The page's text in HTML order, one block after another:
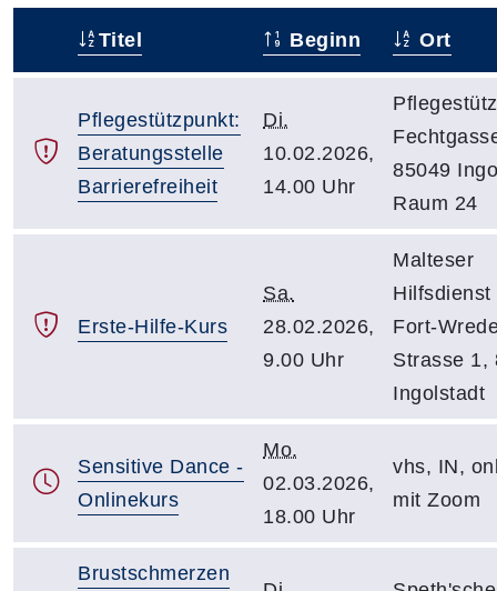
Titel Beginn Ort
Pflegestützpunkt:
Beratungsstelle
Barrierefreiheit
Di.
10.02.2026,
14.00 Uhr
85049
Raum 24
Erste-Hilfe-Kurs
Sa.
28.02.2026,
9.00 Uhr
Malteser
Hilfsdienst
Fort-
Strasse 1,
Ingolstadt
Sensitive Dance -
Onlinekurs
Mo.
02.03.2026,
18.00 Uhr
vhs, IN,
mit Zoom
Brustschmerzen